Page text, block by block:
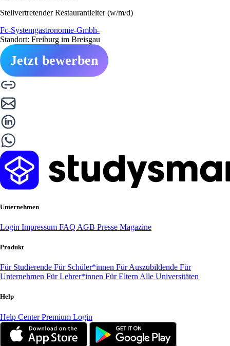
Stellvertretender Restaurantleiter (w/m/d)
Fc-Systemgastronomie-Gmbh-
Standort: Freiburg im Breisgau
Jetzt bewerben
Unternehmen
Login Impressum FAQ AGB Presse Magazine
Produkt
Für Studierende Für Schüler*innen Für Auszubildende Für
Unternehmen Für Lehrer*innen Für Eltern Alle Universitäten
Help
Help CenterPremium Login